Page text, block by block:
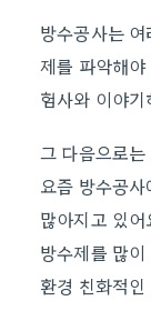
방수공사는
제를 파악해
험사와 이야
그 다음으로
요즘 방수공
많아지고 있
방수제를 많
환경 친화적